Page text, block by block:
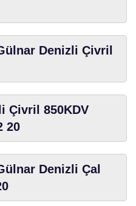
Denizli Çivril
Çivril 850KDV
20
Denizli Çal